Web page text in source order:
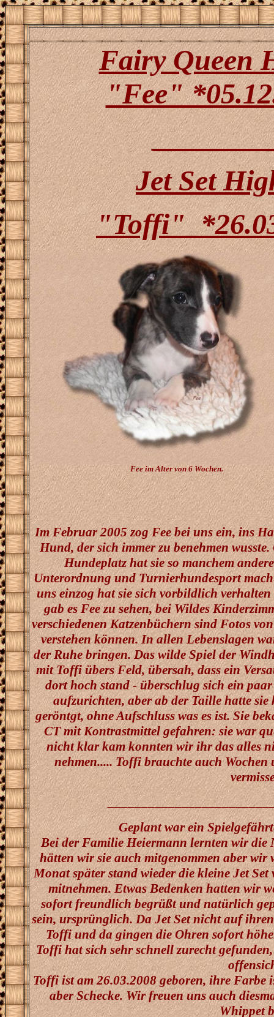
Fairy Queen
"Fee"
Jet Set
"Toffi"
Fee im Alter von 6 Wochen.
Im Februar 2005 zog Fee bei uns ein, ins
Hund, der sich immer zu benehmen
Hundeplatz hat sie so manchem
Unterordnung und Turnierhundesport
uns einzog hat sie sich vorbildlich
gab es Fee zu sehen, bei Wildes
verschiedenen Katzenbüchern sind Fotos
verstehen können. In allen Lebenslagen
der Ruhe bringen. Das wilde Spiel der
mit Toffi übers Feld, übersah, dass ein
dort hoch stand - überschlug sich ein
aufzurichten, aber ab der Taille hatte
geröntgt, ohne Aufschluss was es ist. Sie
CT mit Kontrastmittel gefahren: sie war
nicht klar kam konnten wir ihr das alles
nehmen..... Toffi brauchte auch
Geplant war ein
Bei der Familie Heiermann lernten wir die
hätten wir sie auch mitgenommen aber
Monat später stand wieder die kleine Jet
mitnehmen. Etwas Bedenken hatten wir
sofort freundlich begrüßt und natürlich
sein, ursprünglich. Da Jet Set nicht auf
Toffi und da gingen die Ohren sofort
Toffi hat sich sehr schnell zurecht
Toffi ist am 26.03.2008 geboren, ihre Farbe
aber Schecke. Wir freuen uns auch
Whippet